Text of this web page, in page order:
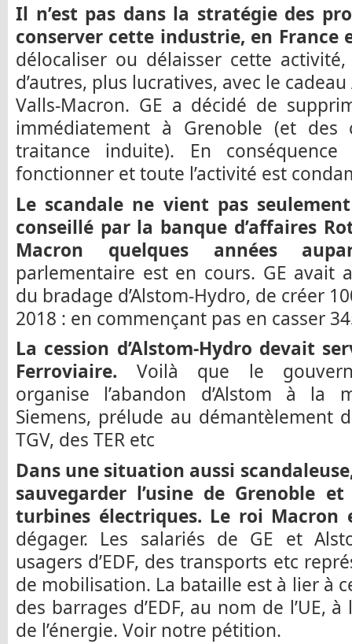
Il n’est pas dans la stratégie des
conserver cette industrie, en France
délocaliser ou délaisser cette
d’autres, plus lucratives, avec le
Valls-Macron. GE a décidé de
immédiatement à Grenoble (et des
traitance induite). En
fonctionner et toute l’activité est
Le scandale ne vient pas
conseillé par la banque d’affaires
Macron quelques années
parlementaire est en cours. GE avait
du bradage d’Alstom-Hydro, de créer
2018 : en commençant pas en casser
La cession d’Alstom-Hydro devait
Ferroviaire. Voilà que le
organise l’abandon d’Alstom à la
Siemens, prélude au démantèlement
TGV, des TER etc
Dans une situation aussi
sauvegarder l’usine de Grenoble
turbines électriques. Le roi Macron
dégager. Les salariés de GE et
usagers d’EDF, des transports etc
de mobilisation. La bataille est à lier à
des barrages d’EDF, au nom de l’UE,
de l’énergie. Voir notre pétition.